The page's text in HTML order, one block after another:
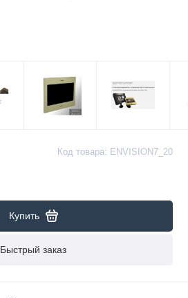
Код товара: ENVISION7_20
Купить
Быстрый заказ